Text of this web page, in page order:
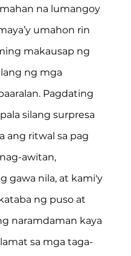
na lumangoy
umahon rin
makausap ng
ng mga
Pagdating
silang surpresa
ang ritwal sa pag
awitan,
gawa nila, at kami'y
ng puso at
naramdaman kaya
sa mga taga-